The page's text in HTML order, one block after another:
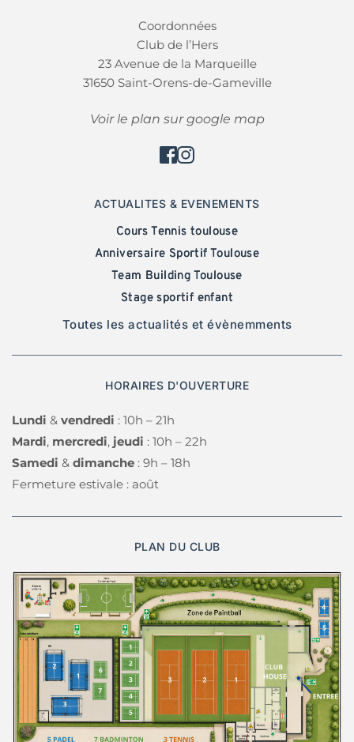
ACTUALITES & EVENEMENTS
Cours Tennis toulouse
Anniversaire Sportif Toulouse
Team Building Toulouse
Stage sportif enfant
Toutes les actualités et évènemments
HORAIRES D'OUVERTURE
Lundi & vendredi : 10h – 21h
Mardi, mercredi, jeudi : 10h – 22h
Samedi & dimanche : 9h – 18h
Fermeture estivale : août
PLAN DU CLUB
Coordonnées
Club de l’Hers
23 Avenue de la Marqueille
31650 Saint-Orens-de-Gameville
Voir le plan sur google map